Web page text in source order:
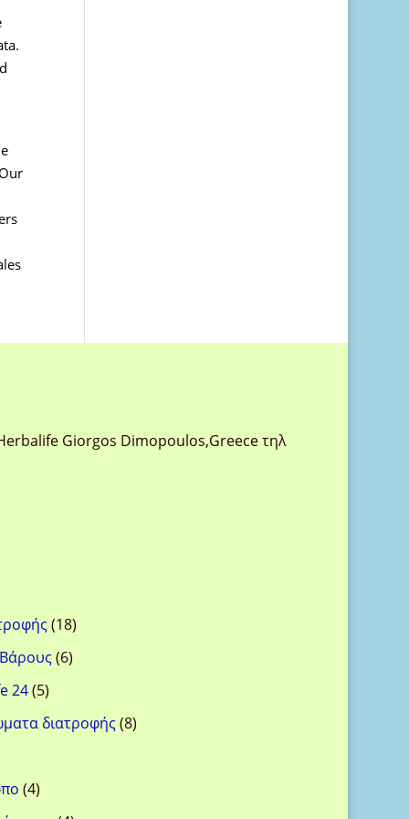
Giorgos Dimopoulos,Greece τηλ
1818
προϊόντα
66
24 55
προϊόντα
διατροφής 88
44
προϊόντα